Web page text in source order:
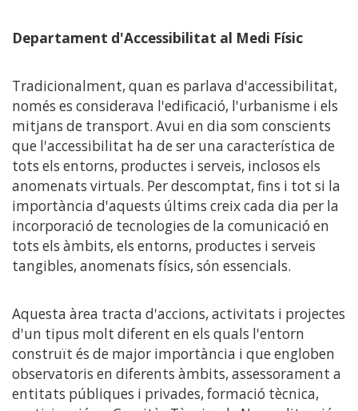
Departament d'Accessibilitat al Medi Físic
Tradicionalment, quan es parlava d'accessibilitat,
només es considerava l'edificació, l'urbanisme i els
mitjans de transport. Avui en dia som conscients
que l'accessibilitat ha de ser una característica de
tots els entorns, productes i serveis, inclosos els
anomenats virtuals. Per descomptat, fins i tot si la
importància d'aquests últims creix cada dia per la
incorporació de tecnologies de la comunicació en
tots els àmbits, els entorns, productes i serveis
tangibles, anomenats físics, són essencials.
Aquesta àrea tracta d'accions, activitats i projectes
d'un tipus molt diferent en els quals l'entorn
construït és de major importància i que engloben
observatoris en diferents àmbits, assessorament a
entitats públiques i privades, formació tècnica,